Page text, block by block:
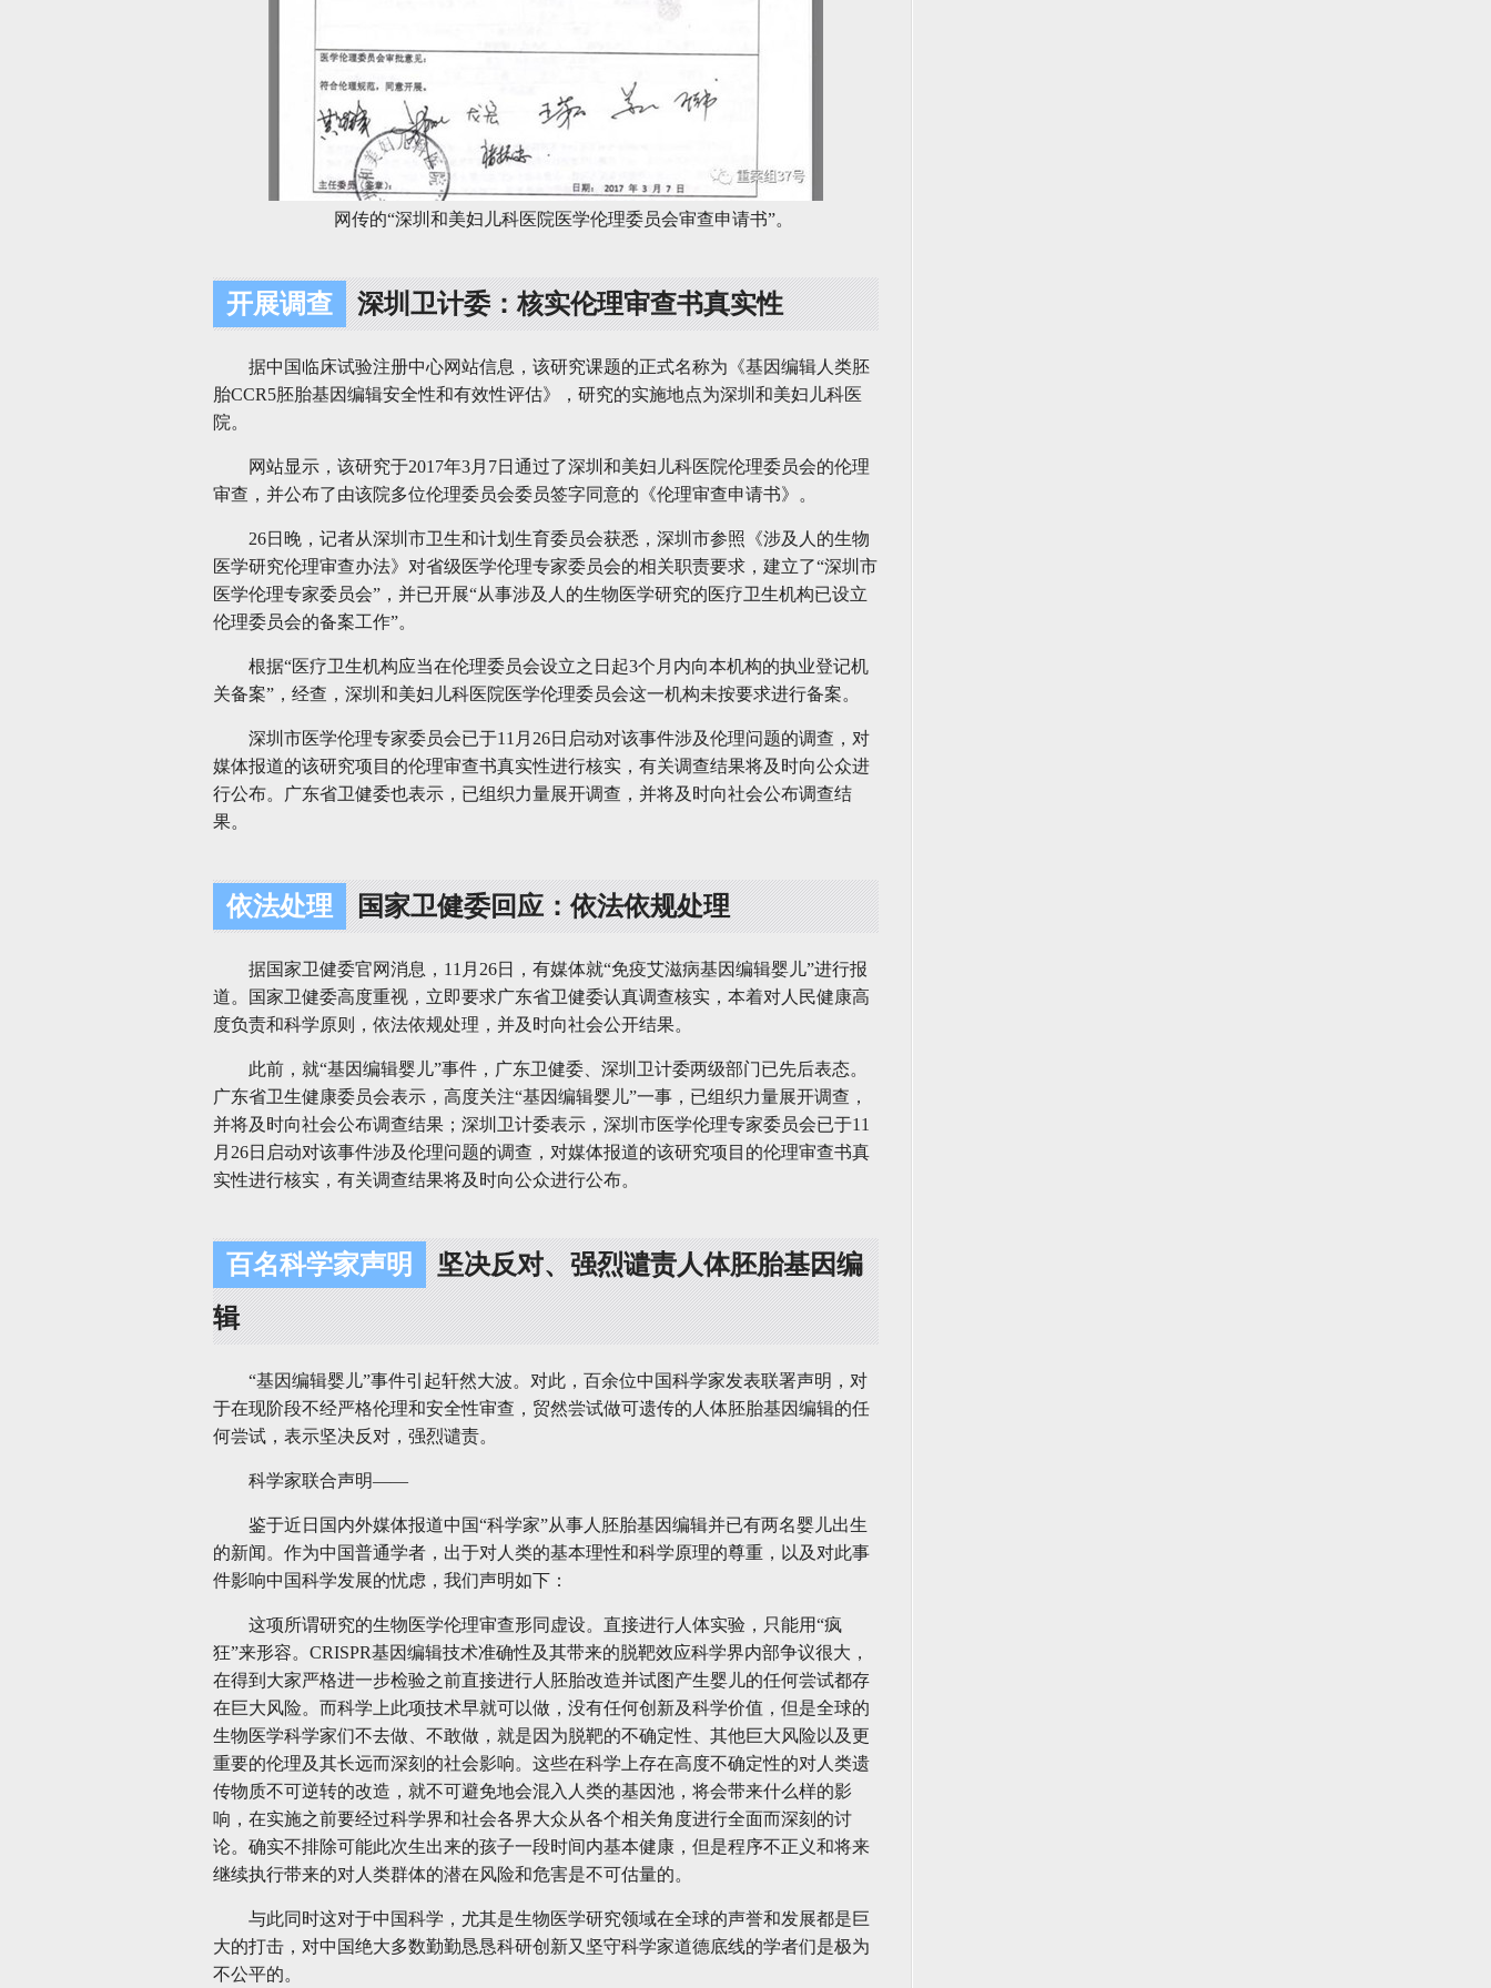
网传的“深圳和美妇儿科医院医学伦理委员会审查申请书”。
开展调查 深圳卫计委：核实伦理审查书真实性
据中国临床试验注册中心网站信息，该研究课题的正式名称为《基因编辑人类胚
胎CCR5胚胎基因编辑安全性和有效性评估》，研究的实施地点为深圳和美妇儿科医
院。
网站显示，该研究于2017年3月7日通过了深圳和美妇儿科医院伦理委员会的伦理
审查，并公布了由该院多位伦理委员会委员签字同意的《伦理审查申请书》。
26日晚，记者从深圳市卫生和计划生育委员会获悉，深圳市参照《涉及人的生物
医学研究伦理审查办法》对省级医学伦理专家委员会的相关职责要求，建立了“深圳市
医学伦理专家委员会”，并已开展“从事涉及人的生物医学研究的医疗卫生机构已设立
伦理委员会的备案工作”。
根据“医疗卫生机构应当在伦理委员会设立之日起3个月内向本机构的执业登记机
关备案”，经查，深圳和美妇儿科医院医学伦理委员会这一机构未按要求进行备案。
深圳市医学伦理专家委员会已于11月26日启动对该事件涉及伦理问题的调查，对
媒体报道的该研究项目的伦理审查书真实性进行核实，有关调查结果将及时向公众进
行公布。广东省卫健委也表示，已组织力量展开调查，并将及时向社会公布调查结
果。
依法处理 国家卫健委回应：依法依规处理
据国家卫健委官网消息，11月26日，有媒体就“免疫艾滋病基因编辑婴儿”进行报
道。国家卫健委高度重视，立即要求广东省卫健委认真调查核实，本着对人民健康高
度负责和科学原则，依法依规处理，并及时向社会公开结果。
此前，就“基因编辑婴儿”事件，广东卫健委、深圳卫计委两级部门已先后表态。
广东省卫生健康委员会表示，高度关注“基因编辑婴儿”一事，已组织力量展开调查，
并将及时向社会公布调查结果；深圳卫计委表示，深圳市医学伦理专家委员会已于11
月26日启动对该事件涉及伦理问题的调查，对媒体报道的该研究项目的伦理审查书真
实性进行核实，有关调查结果将及时向公众进行公布。
百名科学家声明
坚决反对、强烈谴责人体胚胎基因编
辑
“基因编辑婴儿”事件引起轩然大波。对此，百余位中国科学家发表联署声明，对
于在现阶段不经严格伦理和安全性审查，贸然尝试做可遗传的人体胚胎基因编辑的任
何尝试，表示坚决反对，强烈谴责。
科学家联合声明——
鉴于近日国内外媒体报道中国“科学家”从事人胚胎基因编辑并已有两名婴儿出生
的新闻。作为中国普通学者，出于对人类的基本理性和科学原理的尊重，以及对此事
件影响中国科学发展的忧虑，我们声明如下：
这项所谓研究的生物医学伦理审查形同虚设。直接进行人体实验，只能用“疯
狂”来形容。CRISPR基因编辑技术准确性及其带来的脱靶效应科学界内部争议很大，
在得到大家严格进一步检验之前直接进行人胚胎改造并试图产生婴儿的任何尝试都存
在巨大风险。而科学上此项技术早就可以做，没有任何创新及科学价值，但是全球的
生物医学科学家们不去做、不敢做，就是因为脱靶的不确定性、其他巨大风险以及更
重要的伦理及其长远而深刻的社会影响。这些在科学上存在高度不确定性的对人类遗
传物质不可逆转的改造，就不可避免地会混入人类的基因池，将会带来什么样的影
响，在实施之前要经过科学界和社会各界大众从各个相关角度进行全面而深刻的讨
论。确实不排除可能此次生出来的孩子一段时间内基本健康，但是程序不正义和将来
继续执行带来的对人类群体的潜在风险和危害是不可估量的。
与此同时这对于中国科学，尤其是生物医学研究领域在全球的声誉和发展都是巨
大的打击，对中国绝大多数勤勤恳恳科研创新又坚守科学家道德底线的学者们是极为
不公平的。